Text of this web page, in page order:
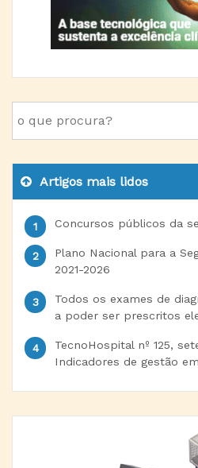
Artigos mais lidos
Concursos públicos da
Plano Nacional para a
2021-2026
Todos os exames de
a poder ser prescritos
TecnoHospital nº 125,
Indicadores de gestão